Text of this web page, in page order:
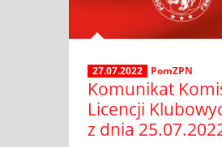
27.07.2022 PomZPN
Komunikat
Licencji
z dnia